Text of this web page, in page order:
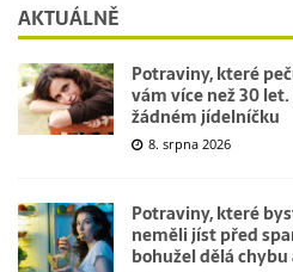
AKTUÁLNĚ
Potraviny, které
vám více než 30
žádném jídelníčku
8. srpna 2026
Potraviny, které
neměli jíst před
bohužel dělá